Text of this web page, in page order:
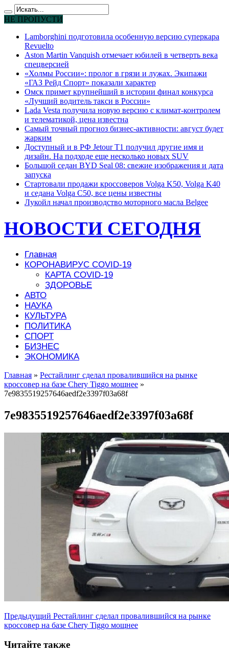
НЕ ПРОПУСТИ
Lamborghini подготовила особенную версию суперкара
Revuelto
Aston Martin Vanquish отмечает юбилей в четверть века
спецверсией
«Холмы России»: пролог в грязи и лужах. Экипажи
«ГАЗ Рейд Спорт» показали характер
Омск примет крупнейший в истории финал конкурса
«Лучший водитель такси в России»
Lada Vesta получила новую версию с климат-контролем
и телематикой, цена известна
Самый точный прогноз бизнес-активности: август будет
жарким
Доступный и в РФ Jetour T1 получил другие имя и
дизайн. На подходе еще несколько новых SUV
Большой седан BYD Seal 08: свежие изображения и дата
запуска
Стартовали продажи кроссоверов Volga K50, Volga K40
и седана Volga C50, все цены известны
Лукойл начал производство моторного масла Belgee
НОВОСТИ СЕГОДНЯ
Главная
КОРОНАВИРУС COVID-19
КАРТА COVID-19
ЗДОРОВЬЕ
АВТО
НАУКА
КУЛЬТУРА
ПОЛИТИКА
СПОРТ
БИЗНЕС
ЭКОНОМИКА
Главная » Рестайлинг сделал провалившийся на рынке
кроссовер на базе Chery Tiggo мощнее »
7e9835519257646aedf2e3397f03a68f
7e9835519257646aedf2e3397f03a68f
Предыдущий Рестайлинг сделал провалившийся на рынке
кроссовер на базе Chery Tiggo мощнее
Читайте также